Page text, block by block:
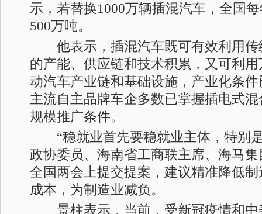
示，若替换1000万辆插混汽车，全国
500万吨。
他表示，插混汽车既可有效利用传
的产能、供应链和技术积累，又可利
动汽车产业链和基础设施，产业化条
主流自主品牌车企多数已掌握插电式
规模推广条件。
“稳就业首先要稳就业主体，特别
政协委员、海南省工商联主席、海马
全国两会上提交提案，建议精准降低
成本，为制造业减负。
景柱表示，当前，受新冠疫情和中